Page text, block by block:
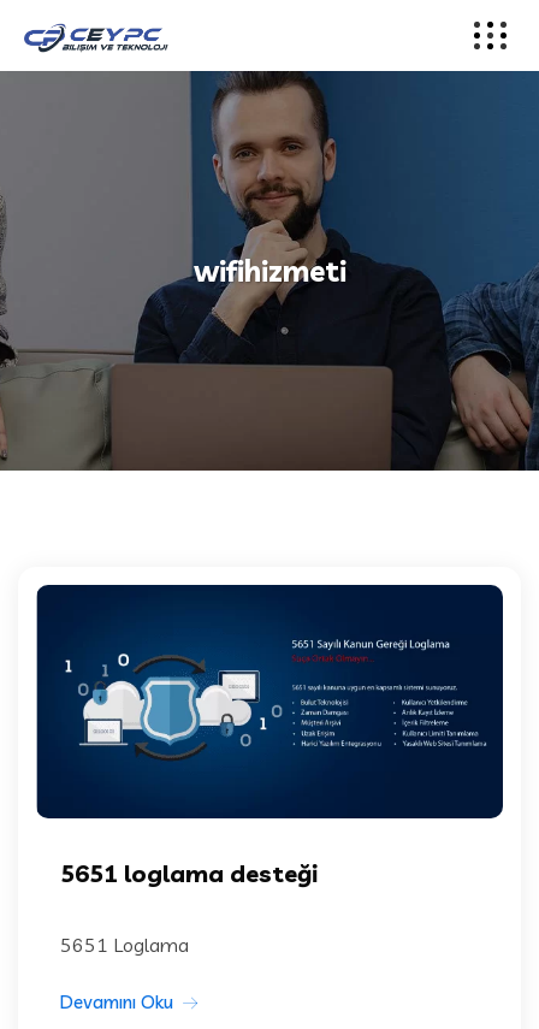
wifihizmeti
5651 loglama desteği
5651 Loglama
Devamını Oku